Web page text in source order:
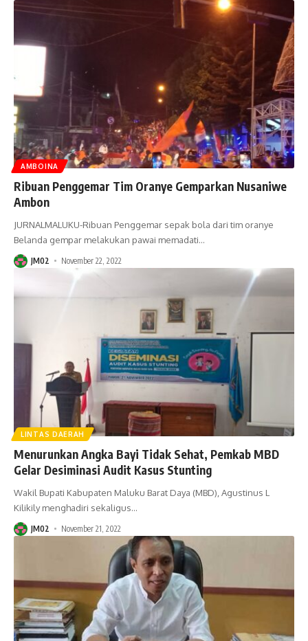
AMBOINA
Ribuan Penggemar Tim Oranye Gemparkan Nusaniwe
Ambon
JURNALMALUKU-Ribuan Penggemar sepak bola dari tim oranye
Belanda gempar melakukan pawai memadati…
JM02 November 22, 2022
LINTAS DAERAH
Menurunkan Angka Bayi Tidak Sehat, Pemkab MBD
Gelar Desiminasi Audit Kasus Stunting
Wakil Bupati Kabupaten Maluku Barat Daya (MBD), Agustinus L
Kilikily menghadiri sekaligus…
JM02 November 21, 2022